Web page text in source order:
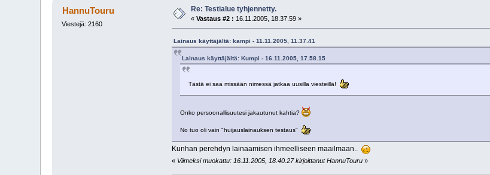
HannuTouru
Viestejä: 2160
Re: Testialue tyhjennetty.
«Vastaus #2 : 16.11.2005, 18.37.59 »
Lainaus käyttäjältä: kampi - 11.11.2005, 11.37.41
Lainaus käyttäjältä: Kumpi - 16.11.2005, 17.58.15
Tästä ei saa missään nimessä jatkaa uusilla viesteillä!
Onko persoonallisuutesi jakautunut kahtia?
No tuo oli vain "huijauslainauksen testaus"
Kunhan perehdyn lainaamisen ihmeelliseen maailmaan..
« Viimeksi muokattu: 16.11.2005, 18.40.27 kirjoittanut HannuTouru»